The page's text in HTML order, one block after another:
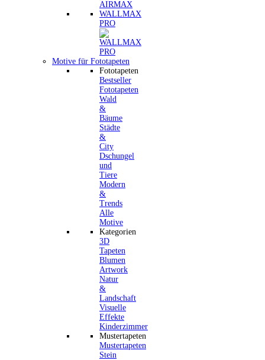
WALLMAX
PRO
Motive für Fototapeten
Fototapeten
Bestseller
Fototapeten
Wald
&
Bäume
Städte
&
City
Dschungel
und
Tiere
Modern
&
Trends
Alle
Motive
Kategorien
3D
Tapeten
Blumen
Artwork
Natur
&
Landschaft
Visuelle
Effekte
Kinderzimmer
Mustertapeten
Mustertapeten
Stein